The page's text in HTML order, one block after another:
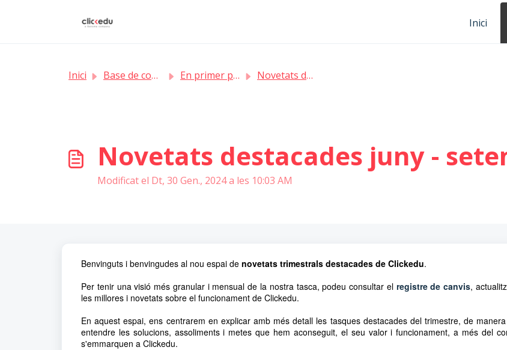
Inici
Inici Base de coneixement En primer pla Novetats destacades
Novetats destacades juny -
Modificat el Dt, 30 Gen., 2024 a les 10:03 AM
Benvinguts i benvingudes al nou espai de novetats trimestrals destacades de Clickedu.
Per tenir una visió més granular i mensual de la nostra tasca, podeu consultar el registre de canvis,
les millores i novetats sobre el funcionament de Clickedu.
En aquest espai, ens centrarem en explicar amb més detall les tasques destacades del trimestre, de
entendre les solucions, assoliments i metes que hem aconseguit, el seu valor i funcionament, a més del
s'emmarquen a Clickedu.